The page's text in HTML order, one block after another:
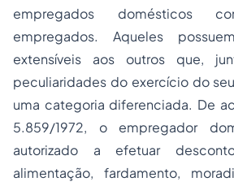
empregados domésticos
empregados. Aqueles
extensíveis aos outros que,
peculiaridades do exercício do
uma categoria diferenciada. De
5.859/1972, o empregador
autorizado a efetuar
alimentação, fardamento,